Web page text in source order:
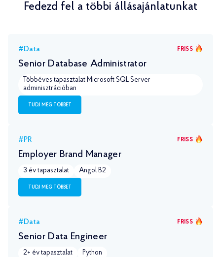
Fedezd fel a többi állásajánlatunkat
FRISS
#Data
Senior Database Administrator
Többéves tapasztalat Microsoft SQL Server
adminisztrációban
TUDJ MEG TÖBBET
FRISS
#PR
Employer Brand Manager
3 év tapasztalat Angol B2
TUDJ MEG TÖBBET
FRISS
#Data
Senior Data Engineer
2+ év tapasztalat Python